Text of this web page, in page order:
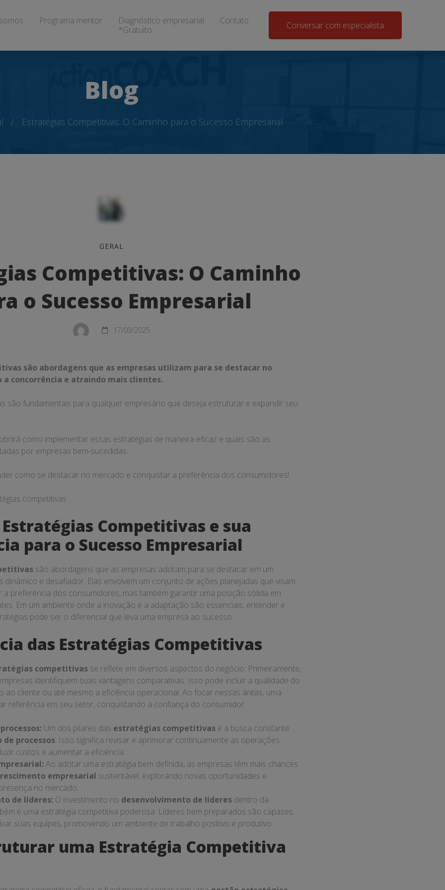
Programa mentor
Diagnóstico empresarial
*Gratuito
Contato Conversar com especialista
Blog
Estratégias Competitivas: O Caminho para o Sucesso Empresarial
GERAL
Competitivas: O Caminho
o Sucesso Empresarial
17/03/2025
são abordagens que as empresas utilizam para se destacar no
a concorrência e atraindo mais clientes.
são fundamentais para qualquer empresário que deseja estruturar e expandir seu
como implementar essas estratégias de maneira eficaz e quais são as
por empresas bem-sucedidas.
como se destacar no mercado e conquistar a preferência dos consumidores!
Estratégias Competitivas e sua
para o Sucesso Empresarial
são abordagens que as empresas adotam para se destacar em um
dinâmico e desafiador. Elas envolvem um conjunto de ações planejadas que visam
preferência dos consumidores, mas também garantir uma posição sólida em
Em um ambiente onde a inovação e a adaptação são essenciais, entender e
pode ser o diferencial que leva uma empresa ao sucesso.
das Estratégias Competitivas
competitivas se reflete em diversos aspectos do negócio. Primeiramente,
identifiquem suas vantagens comparativas. Isso pode incluir a qualidade do
ao cliente ou até mesmo a eficiência operacional. Ao focar nessas áreas, uma
referência em seu setor, conquistando a confiança do consumidor.
Um dos pilares das estratégias competitivas é a busca constante
processos. Isso significa revisar e aprimorar continuamente as operações
custos e aumentar a eficiência.
Ao adotar uma estratégia bem definida, as empresas têm mais chances
empresarial sustentável, explorando novas oportunidades e
no mercado.
de líderes: O investimento no desenvolvimento de líderes dentro da
é uma estratégia competitiva poderosa. Líderes bem preparados são capazes
suas equipes, promovendo um ambiente de trabalho positivo e produtivo.
uma Estratégia Competitiva